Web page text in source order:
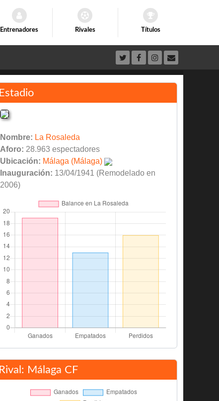
Entrenadores Rivales Títulos
Estadio
Nombre: La Rosaleda
Aforo: 28.963 espectadores
Ubicación: Málaga (Málaga)
Inauguración: 13/04/1941 (Remodelado en
2006)
Rival: Málaga CF